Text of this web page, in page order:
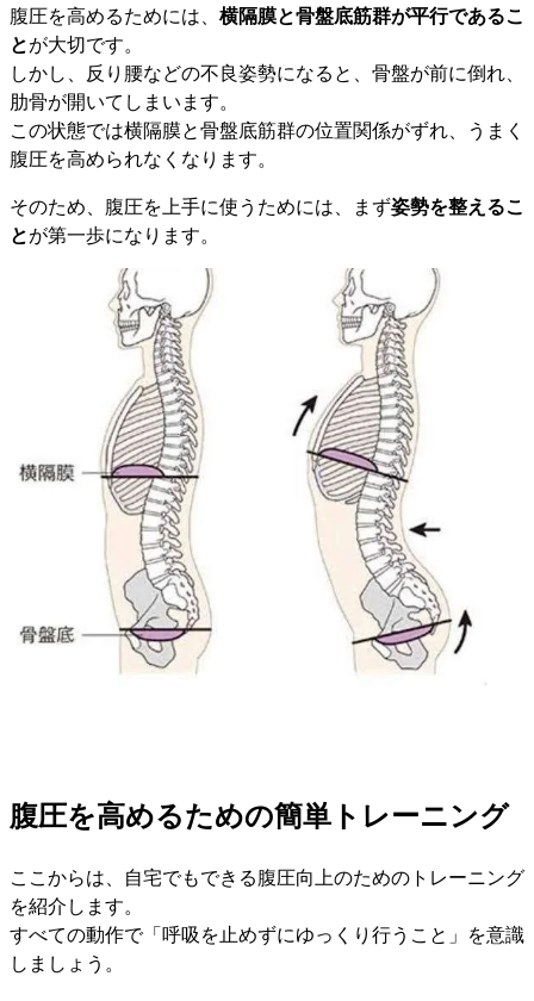
腹圧を高めるためには、 横隔膜と骨盤底筋群が平行であるこ
とが大切です。
しかし、反り腰などの不良姿勢になると、骨盤が前に倒れ、
肋骨が開いてしまいます。
この状態では横隔膜と骨盤底筋群の位置関係がずれ、うまく
腹圧を高められなくなります。
そのため、腹圧を上手に使うためには、まず姿勢を整えるこ
とが第一歩になります。
腹圧を高めるための簡単トレーニング
ここからは、自宅でもできる腹圧向上のためのトレーニング
を紹介します。
すべての動作で「呼吸を止めずにゆっくり行うこと」を意識
しましょう。